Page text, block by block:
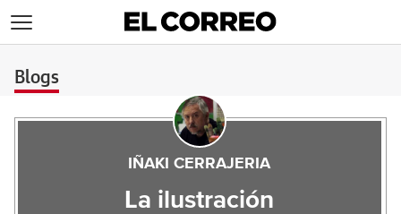
Blogs
IÑAKI CERRAJERIA
La ilustración